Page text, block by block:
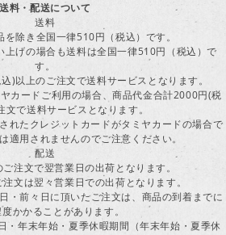
送料・配送について
送料
を除き全国一律510円（税込）です。
上げの場合も送料は全国一律510円（税込）で
す。
)以上のご注文で送料サービスとなります。
カードご利用の場合、商品代金合計2000円(税
文で送料サービスとなります。
れたクレジットカードがタミヤカードの場合で
適用されませんのでご注意ください。
配送
注文で翌営業日の出荷となります。
文は翌々営業日での出荷となります。
・前々日に頂いたご注文は、商品の到着までに
かかることがあります。
年末年始・夏季休暇期間（年末年始・夏季休